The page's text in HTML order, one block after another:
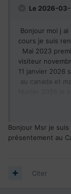
Le 2026-03-
Bonjour moi j
cours je suis
Mai 2023
visiteur
11 janvier 2026
au canada et
Bonjour Msr je
présentement au
Citer